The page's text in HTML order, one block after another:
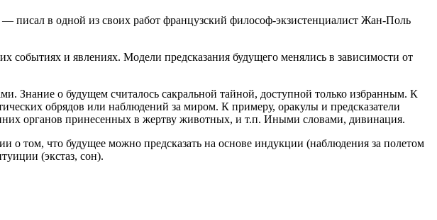
— писал в одной из своих работ французский философ-экзистенциалист Жан-Поль
событиях и явлениях. Модели предсказания будущего менялись в зависимости от
Знание о будущем считалось сакральной тайной, доступной только избранным. К
обрядов или наблюдений за миром. К примеру, оракулы и предсказатели
органов принесенных в жертву животных, и т.п. Иными словами, дивинация.
о том, что буду­щее мож­но пред­ска­зать на осно­ве индук­ции (наблюде­ния за поле­том
(экс­таз, сон).